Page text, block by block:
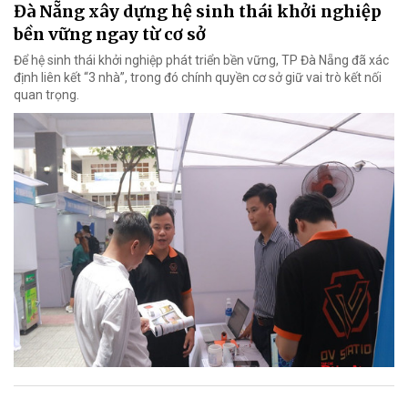
Đà Nẵng xây dựng hệ sinh thái khởi nghiệp
bền vững ngay từ cơ sở
Để hệ sinh thái khởi nghiệp phát triển bền vững, TP Đà Nẵng đã xác
định liên kết “3 nhà”, trong đó chính quyền cơ sở giữ vai trò kết nối
quan trọng.